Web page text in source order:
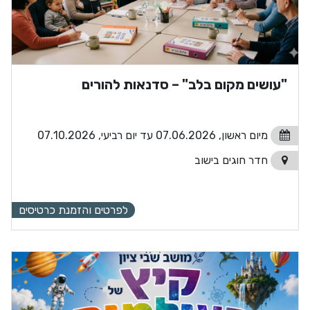
"עושים מקום בלב" – סדנאות להורים
מיום ראשון, 07.06.2026 עד יום רביעי, 07.10.2026
חדר חוגים בישוב
לפרטים והזמנת כרטיסים